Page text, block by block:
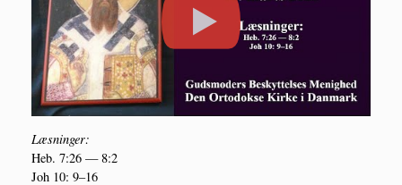
Læs­nin­ger:
Heb. 7:26 — 8:2
Joh 10: 9–16